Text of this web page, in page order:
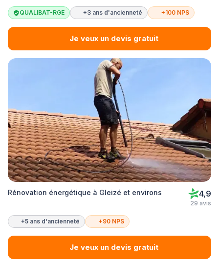
QUALIBAT-RGE +3 ans d'ancienneté +100 NPS
Je veux un devis gratuit
Rénovation énergétique à Gleizé et environs 4,9
29 avis
+5 ans d'ancienneté +90 NPS
Je veux un devis gratuit